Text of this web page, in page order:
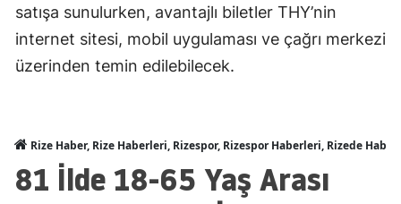
satışa sunulurken, avantajlı biletler THY’nin
internet sitesi, mobil uygulaması ve çağrı merkezi
üzerinden temin edilebilecek.
Rize Haber, Rize Haberleri, Rizespor, Rizespor Haberleri, Rizede
81 İlde 18-65 Yaş Arası